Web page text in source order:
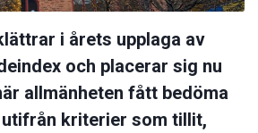
i årets upplaga av
och placerar sig nu
allmänheten fått bedöma
kriterier som tillit,